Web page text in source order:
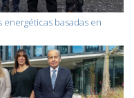
basadas en